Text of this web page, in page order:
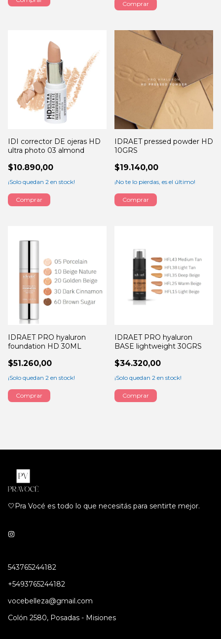
IDI corrector DE ojeras HD
ultra photo 03 almond
$10.890,00
¡Solo quedan 2 en stock!
IDRAET pressed powder HD
10GRS
$19.140,00
¡No te lo pierdas, es el último!
Comprar
IDRAET PRO hyaluron
foundation HD 30ML
$51.260,00
¡Solo quedan 2 en stock!
Comprar
IDRAET PRO hyaluron
BASE lightweight 30GRS
$34.320,00
¡Solo quedan 2 en stock!
Comprar
🤍Pra Vocé es todo lo que necesitás para sentirte mejor.
543765244182
+5493765244182
vocebelleza@gmail.com
Colón 2580, Posadas - Misiones